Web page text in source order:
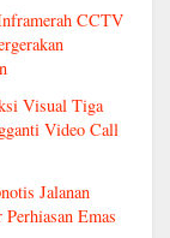
CCTV
Visual Tiga
Video Call
Jalanan
Emas